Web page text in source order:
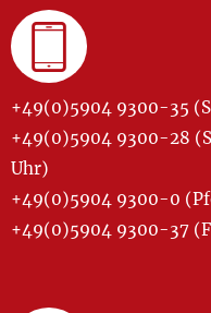
+49(0)5904 9300-35
+49(0)5904 9300-28
Uhr)
+49(0)5904 9300-0
+49(0)5904 9300-37